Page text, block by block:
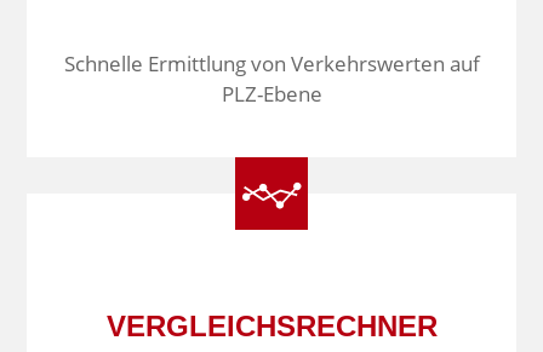
Schnelle Ermittlung von Verkehrswerten auf
PLZ-Ebene
VERGLEICHSRECHNER